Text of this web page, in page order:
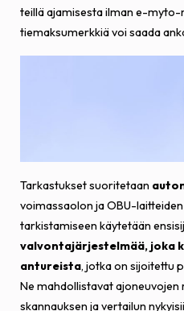
teillä ajamisesta ilman e-
tiemaksumerkkiä voi saada
Tarkastukset suoritetaan
voimassaolon ja OBU-
tarkistamiseen käytetään
valvontajärjestelmää, joka
antureista, jotka on sijoitettu
Ne mahdollistavat
skannauksen ja vertailun